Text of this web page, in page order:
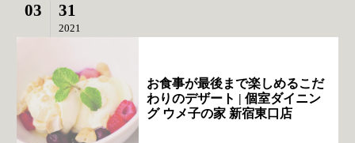
03 31
2021
お食事が最後まで楽しめるこだ
わりのデザート | 個室ダイニン
グ ウメ子の家 新宿東口店